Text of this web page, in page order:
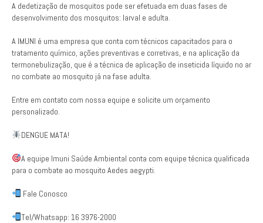
A dedetização de mosquitos pode ser efetuada em duas fases de
desenvolvimento dos mosquitos: larval e adulta.
A IMUNI é uma empresa que conta com técnicos capacitados para o
tratamento químico, ações preventivas e corretivas, e na aplicação da
termonebulização, que é a técnica de aplicação de inseticida líquido no ar
no combate ao mosquito já na fase adulta.
Entre em contato com nossa equipe e solicite um orçamento
personalizado.
DENGUE MATA!
A equipe Imuni Saúde Ambiental conta com equipe técnica qualificada
para o combate ao mosquito Aedes aegypti.
Fale Conosco
Tel/Whatsapp: 16 3976-2000